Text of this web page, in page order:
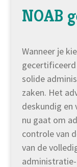
NOAB
Wanneer je
gecertificeerd
solide
zaken. Het
deskundig
nu gaat om
controle van
van de